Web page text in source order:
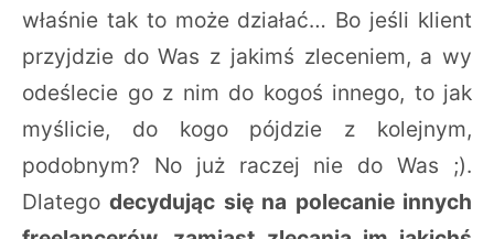
właśnie tak to może działać… Bo jeśli klient
przyjdzie do Was z jakimś zleceniem, a wy
odeślecie go z nim do kogoś innego, to jak
myślicie, do kogo pójdzie z kolejnym,
podobnym? No już raczej nie do Was ;).
Dlategodecydując się na polecanie innych